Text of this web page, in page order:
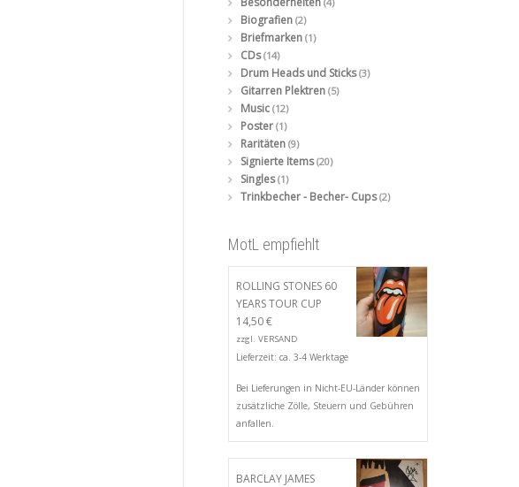
Biografien (2)
Briefmarken (1)
CDs (14)
Drum Heads und Sticks (3)
Gitarren Plektren (5)
Music (12)
Poster (1)
Raritäten (9)
Signierte Items (20)
Singles (1)
Trinkbecher - Becher- Cups (2)
MotL empfiehlt
ROLLING STONES 60
YEARS TOUR CUP
14,50€
zzgl. VERSAND
Lieferzeit: ca. 3-4 Werktage
Bei Lieferungen in Nicht-EU-Länder können
zusätzliche Zölle, Steuern und Gebühren
anfallen.
BARCLAY JAMES